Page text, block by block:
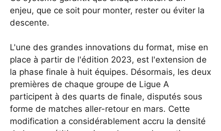
enjeu, que ce soit pour monter, rester ou éviter la
descente.
L'une des grandes innovations du format, mise en
place à partir de l'édition 2023, est l'extension de
la phase finale à huit équipes. Désormais, les deux
premières de chaque groupe de Ligue A
participent à des quarts de finale, disputés sous
forme de matches aller-retour en mars. Cette
modification a considérablement accru la densité